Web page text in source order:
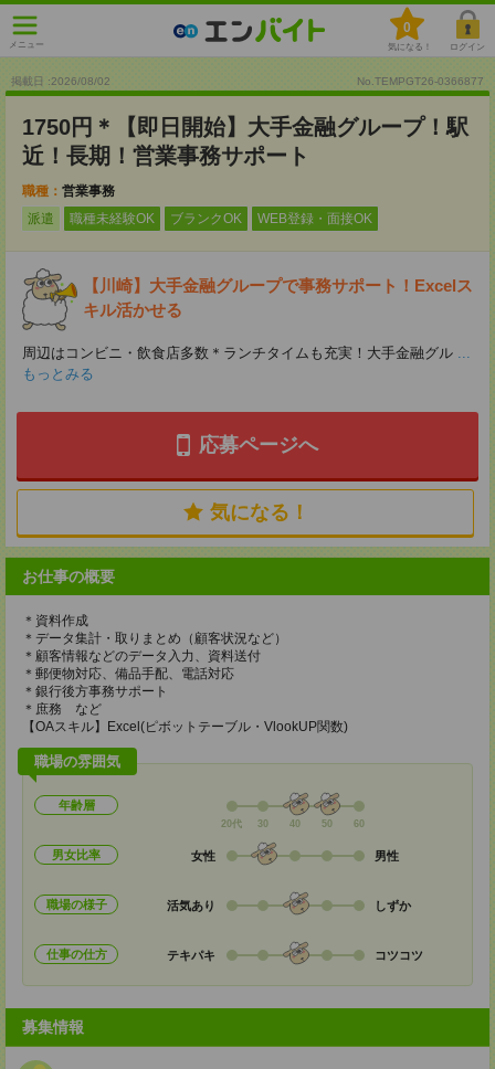
メニュー
0
気になる！ ログイン
掲載日 :2026/08/02 No.TEMPGT26-0366877
1750円＊【即日開始】大手金融グループ！駅
近！長期！営業事務サポート
職種： 営業事務
派遣
職種未経験OK ブランクOK WEB登録・面接OK
【川崎】大手金融グループで事務サポート！Excelス
キル活かせる
周辺はコンビニ・飲食店多数＊ランチタイムも充実！大手金融グル ...
もっとみる
応募ページへ
気になる！
お仕事の概要
＊資料作成
＊データ集計・取りまとめ（顧客状況など）
＊顧客情報などのデータ入力、資料送付
＊郵便物対応、備品手配、電話対応
＊銀行後方事務サポート
＊庶務 など
【OAスキル】Excel(ピボットテーブル・VlookUP関数)
職場の雰囲気
年齢層
20代 30 40 50 60
男女比率 女性 男性
職場の様子 活気あり しずか
仕事の仕方 テキパキ コツコツ
募集情報